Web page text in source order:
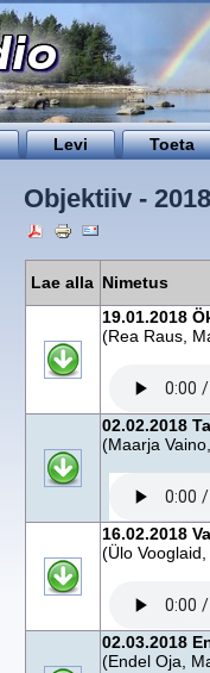
Levi Toeta
Objektiiv - 2018
Lae alla Nimetus
19.01.2018
(Rea Raus,
02.02.2018
(Maarja
16.02.2018
(Ülo
02.03.2018
(Endel Oja,